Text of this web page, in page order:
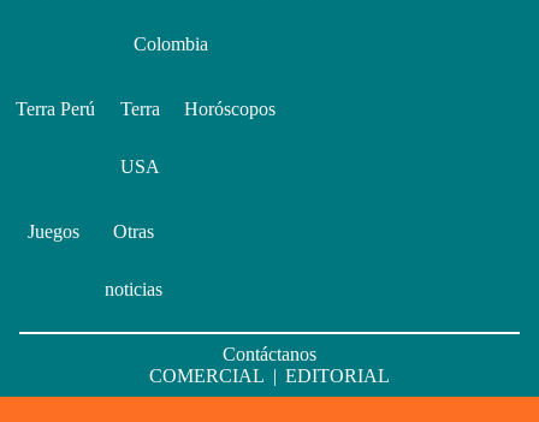
Colombia
Terra Perú Terra
USA
Horóscopos
Juegos Otras
noticias
Contáctanos
COMERCIAL | EDITORIAL